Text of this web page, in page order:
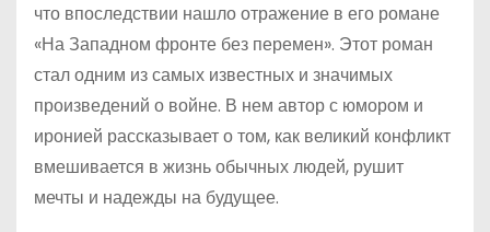
что впоследствии нашло отражение в его романе
«На Западном фронте без перемен». Этот роман
стал одним из самых известных и значимых
произведений о войне. В нем автор с юмором и
иронией рассказывает о том, как великий конфликт
вмешивается в жизнь обычных людей, рушит
мечты и надежды на будущее.